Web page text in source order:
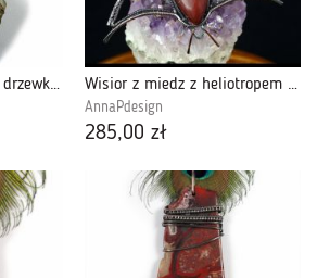
Wisior z labradorytem drzewko szczęścia, Wisior z miedz z heliotropem unisex czerwień
AnnaPdesign
285,00 zł